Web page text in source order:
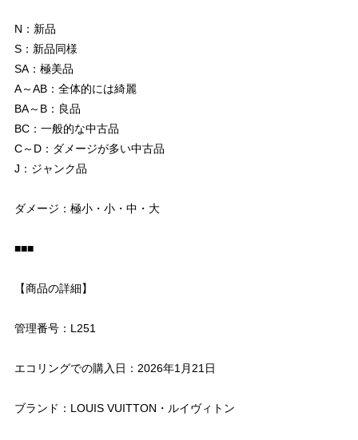
N：新品
S：新品同様
SA：極美品
A～AB：全体的には綺麗
BA～B：良品
BC：一般的な中古品
C～D：ダメージが多い中古品
J：ジャンク品
ダメージ：極小・小・中・大
■■■
【商品の詳細】
管理番号：L251
エコリングでの購入日：2026年1月21日
ブランド：LOUIS VUITTON・ルイヴィトン